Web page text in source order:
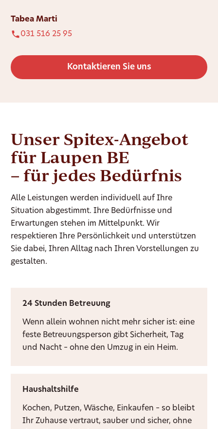
Tabea Marti
031 516 25 95
Kontaktieren Sie uns
Unser Spitex-Angebot
für Laupen BE
– für jedes Bedürfnis
Alle Leistungen werden individuell auf Ihre
Situation abgestimmt. Ihre Bedürfnisse und
Erwartungen stehen im Mittelpunkt. Wir
respektieren Ihre Persönlichkeit und unterstützen
Sie dabei, Ihren Alltag nach Ihren Vorstellungen zu
gestalten.
24 Stunden Betreuung
Wenn allein wohnen nicht mehr sicher ist: eine
feste Betreuungsperson gibt Sicherheit, Tag
und Nacht – ohne den Umzug in ein Heim.
Haushaltshilfe
Kochen, Putzen, Wäsche, Einkaufen – so bleibt
Ihr Zuhause vertraut, sauber und sicher, ohne